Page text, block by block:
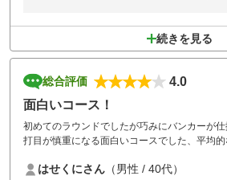
続きを見る
総合評価
4.0
面白いコース！
初めてのラウンドでしたが巧みにバンカーが
打目が慎重になる面白いコースでした、平均
ンジしたいコースでした。
はせくにさん （男性 / 40代）